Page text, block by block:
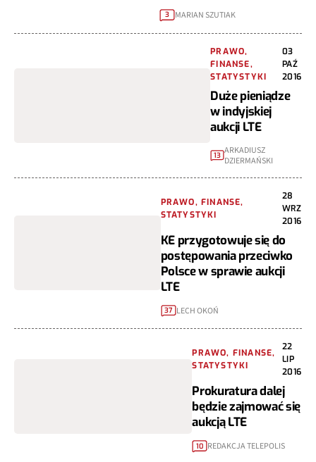
3 MARIAN SZUTIAK
PRAWO,
FINANSE,
STATYSTYKI
03
PAŹ
2016
Duże pieniądze
w indyjskiej
aukcji LTE
13 ARKADIUSZ
DZIERMAŃSKI
PRAWO, FINANSE,
STATYSTYKI
28
WRZ
2016
KE przygotowuje się do
postępowania przeciwko
Polsce w sprawie aukcji
LTE
37 LECH OKOŃ
PRAWO, FINANSE,
STATYSTYKI
22
LIP
2016
Prokuratura dalej
będzie zajmować się
aukcją LTE
10 REDAKCJA TELEPOLIS